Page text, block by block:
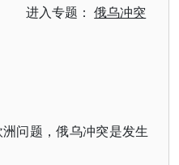
进入专题：俄乌冲突
问题，俄乌冲突是发生